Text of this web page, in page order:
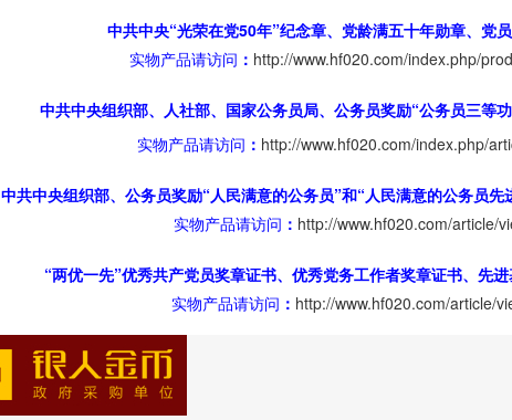
中共中央“光荣在党50年”纪念章、党龄满五十年勋章、党
实物产品请访问 ： http://www.hf020.com/index.php/
中共中央组织部、人社部、国家公务员局、公务员奖励“公务员三等
实物产品请访问 ： http://www.hf020.com/index.php/
中共中央组织部、公务员奖励“人民满意的公务员”和“人民满意的公务员先
实物产品请访问 ： http://www.hf020.com/article/
“两优一先”优秀共产党员奖章证书、优秀党务工作者奖章证书、先
实物产品请访问 ： http://www.hf020.com/article/